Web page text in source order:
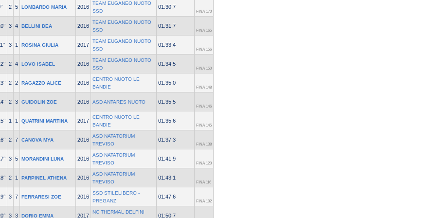
2 5 LOMBARDO MARIA 2016
TEAM EUGANEO NUOTO
SSD
01:30.7
FINA 170
3 4 BELLINI DEA 2016
TEAM EUGANEO NUOTO
SSD
01:31.7
FINA 165
3 1 ROSINA GIULIA 2017
TEAM EUGANEO NUOTO
SSD
01:33.4
FINA 156
2 4 LOVO ISABEL 2016
TEAM EUGANEO NUOTO
SSD
01:34.5
FINA 150
2 2 RAGAZZO ALICE 2016
CENTRO NUOTO LE
BANDIE
01:35.0
FINA 148
2 3 GUIDOLIN ZOE 2016 ASD ANTARES NUOTO 01:35.5
FINA 146
1 1 QUATRINI MARTINA 2017
CENTRO NUOTO LE
BANDIE
01:35.6
FINA 145
2 7 CANOVA MYA 2016
ASD NATATORIUM
TREVISO
01:37.3
FINA 138
3 5 MORANDINI LUNA 2016
ASD NATATORIUM
TREVISO
01:41.9
FINA 120
2 1 PARPINEL ATHENA 2016
ASD NATATORIUM
TREVISO
01:43.1
FINA 116
3 7 FERRARESI ZOE 2016
SSD STILELIBERO -
PREGANZ
01:47.6
FINA 102
3 3 DORIO EMMA 2017
NC THERMAL DELFINI
01:50.7